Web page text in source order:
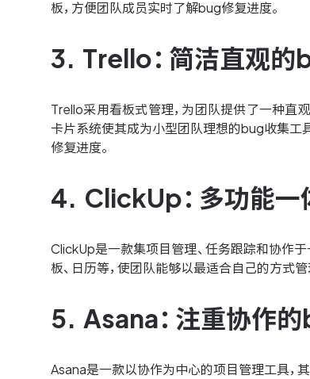
板，方便团队成员实时了解bug修复进度。
3. Trello：简洁直观的
Trello采用看板式管理，为团队提供了一种直
卡片系统使其成为小型团队理想的bug收集工
修复进度。
4. ClickUp：多功能
ClickUp是一款集项目管理、任务跟踪和协作
板、日历等，使团队能够以最适合自己的方式
5. Asana：注重协作
Asana是一款以协作为中心的项目管理工具，